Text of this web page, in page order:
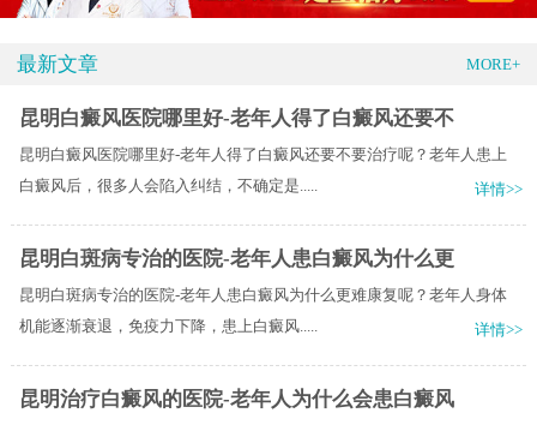
最新文章 MORE+
昆明白癜风医院哪里好-老年人得了白癜风还要不
昆明白癜风医院哪里好-老年人得了白癜风还要不要治疗呢？老年人患上
白癜风后，很多人会陷入纠结，不确定是.....
详情>>
昆明白斑病专治的医院-老年人患白癜风为什么更
昆明白斑病专治的医院-老年人患白癜风为什么更难康复呢？老年人身体
机能逐渐衰退，免疫力下降，患上白癜风.....
详情>>
昆明治疗白癜风的医院-老年人为什么会患白癜风